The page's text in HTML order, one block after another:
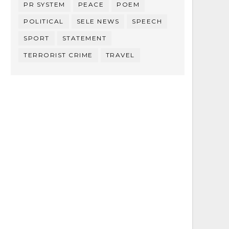
PR SYSTEM PEACE POEM
POLITICAL SELE NEWS SPEECH
SPORT STATEMENT
TERRORIST CRIME TRAVEL